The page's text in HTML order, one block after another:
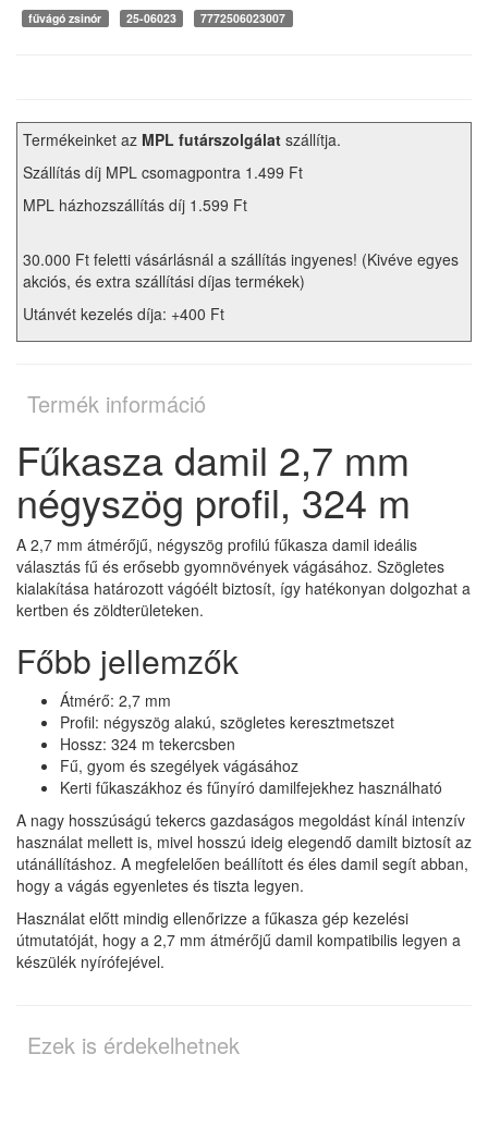
fűvágó zsinór
25-06023 7772506023007
Termékeinket az MPL futárszolgálat szállítja.
Szállítás díj MPL csomagpontra 1.499 Ft
MPL házhozszállítás díj 1.599 Ft
30.000 Ft feletti vásárlásnál a szállítás ingyenes! (Kivéve egyes
akciós, és extra szállítási díjas termékek)
Utánvét kezelés díja: +400 Ft
Termék információ
Fűkasza damil 2,7 mm
négyszög profil, 324 m
A 2,7 mm átmérőjű, négyszög profilú fűkasza damil ideális
választás fű és erősebb gyomnövények vágásához. Szögletes
kialakítása határozott vágóélt biztosít, így hatékonyan dolgozhat a
kertben és zöldterületeken.
Főbb jellemzők
Átmérő: 2,7 mm
Profil: négyszög alakú, szögletes keresztmetszet
Hossz: 324 m tekercsben
Fű, gyom és szegélyek vágásához
Kerti fűkaszákhoz és fűnyíró damilfejekhez használható
A nagy hosszúságú tekercs gazdaságos megoldást kínál intenzív
használat mellett is, mivel hosszú ideig elegendő damilt biztosít az
utánállításhoz. A megfelelően beállított és éles damil segít abban,
hogy a vágás egyenletes és tiszta legyen.
Használat előtt mindig ellenőrizze a fűkasza gép kezelési
útmutatóját, hogy a 2,7 mm átmérőjű damil kompatibilis legyen a
készülék nyírófejével.
Ezek is érdekelhetnek